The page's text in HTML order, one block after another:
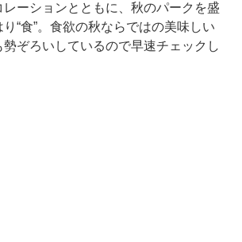
ーションとともに、秋のパークを盛
“食”。食欲の秋ならではの美味しい
勢ぞろいしているので早速チェックし